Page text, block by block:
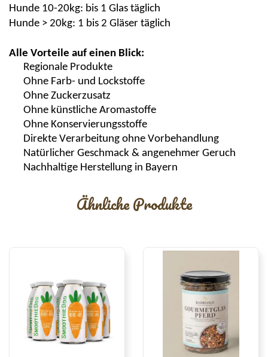
Hunde 10-20kg: bis 1 Glas täglich
Hunde > 20kg: 1 bis 2 Gläser täglich
Alle Vorteile auf einen Blick:
Regionale Produkte
Ohne Farb- und Lockstoffe
Ohne Zuckerzusatz
Ohne künstliche Aromastoffe
Ohne Konservierungsstoffe
Direkte Verarbeitung ohne Vorbehandlung
Natürlicher Geschmack & angenehmer Geruch
Nachhaltige Herstellung in Bayern
Ähnliche Produkte